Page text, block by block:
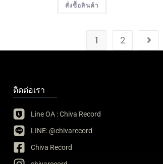
สั่งซื้อสินค้า
1 2
ติดต่อเรา
Line OA : Chiva Record
LINE: @chivarecord
Chiva Record